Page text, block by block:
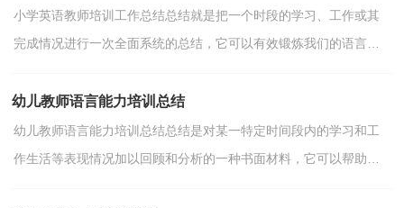
小学英语教师培训工作总结总结就是把一个时段的学习、工作或其
完成情况进行一次全面系统的总结，它可以有效锻炼我们的语言组
幼儿教师语言能力培训总结
幼儿教师语言能力培训总结总结是对某一特定时间段内的学习和工
作生活等表现情况加以回顾和分析的一种书面材料，它可以帮助我